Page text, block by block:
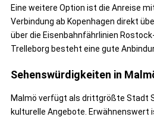
Eine weitere Option ist die Anreise
Verbindung ab Kopenhagen direkt
über die Eisenbahnfährlinien
Trelleborg besteht eine gute
Sehenswürdigkeiten in
Malmö verfügt als drittgrößte Stadt
kulturelle Angebote. Erwähnenswert